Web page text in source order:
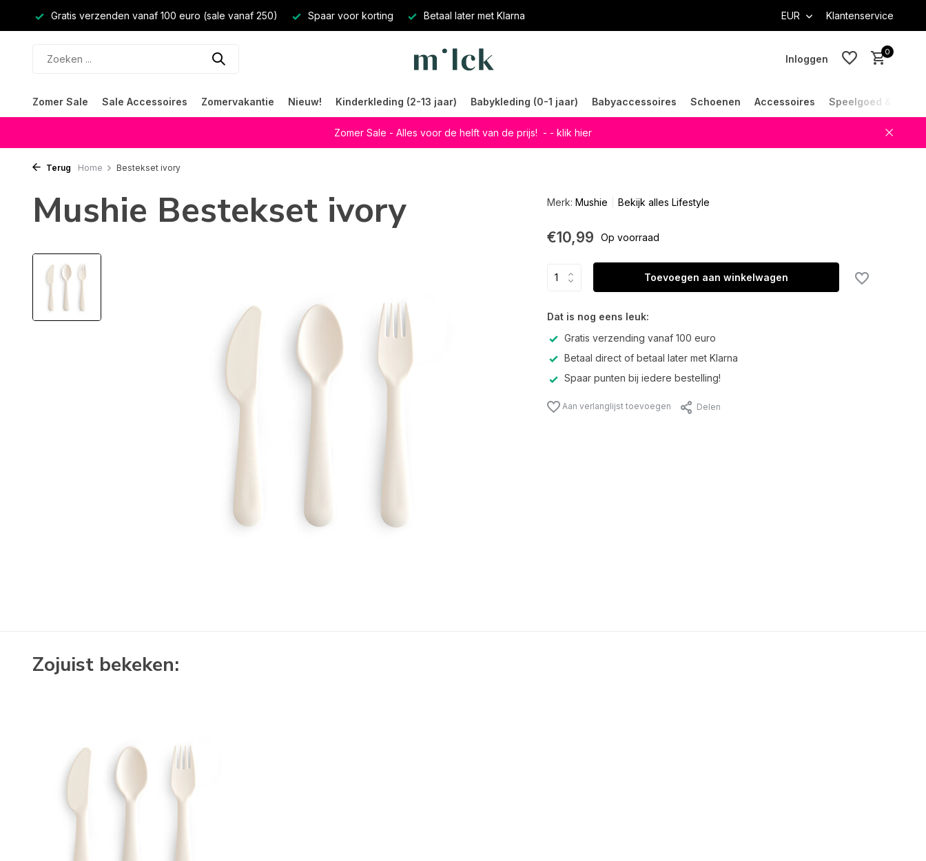
Gratis verzenden vanaf 100 euro (sale vanaf 250) Spaar voor korting Betaal later met Klarna EUR Klantenservice
Inloggen
0
Zomer Sale Sale Accessoires Zomervakantie Nieuw! Kinderkleding (2-13 jaar) Babykleding (0-1 jaar) Babyaccessoires Schoenen Accessoires Speelgoed &
Zomer Sale - Alles voor de helft van de prijs! - - klik hier
Terug Home Bestekset ivory
Mushie Bestekset ivory Merk: Mushie Bekijk alles Lifestyle
€10,99 Op voorraad
Toevoegen aan winkelwagen
Dat is nog eens leuk:
Gratis verzending vanaf 100 euro
Betaal direct of betaal later met Klarna
Spaar punten bij iedere bestelling!
Aan verlanglijst toevoegen Delen
Zojuist bekeken: